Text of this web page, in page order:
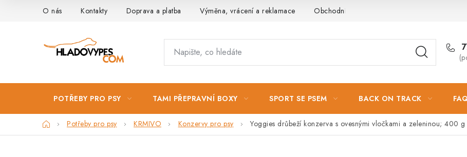
O nás Kontakty Doprava a platba Výměna, vrácení a reklamace Obchodní podmínky Podmínky ochrany
POTŘEBY PRO PSY TAMI PŘEPRAVNÍ BOXY SPORT SE PSEM BACK ON TRACK
DomůPotřeby pro psy KRMIVO Konzervy pro psy Yoggies drůbeží konzerva s ovesnými vločkami a zeleninou; 400 g